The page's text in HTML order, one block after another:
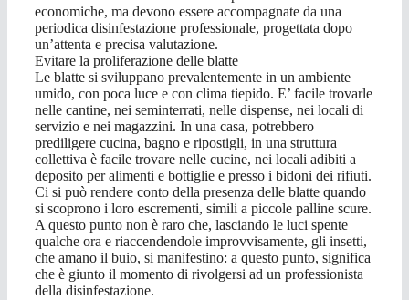
economiche, ma devono essere accompagnate da una
periodica disinfestazione professionale, progettata dopo
un’attenta e precisa valutazione.
Evitare la proliferazione delle blatte
Le blatte si sviluppano prevalentemente in un ambiente
umido, con poca luce e con clima tiepido. E’ facile trovarle
nelle cantine, nei seminterrati, nelle dispense, nei locali di
servizio e nei magazzini. In una casa, potrebbero
prediligere cucina, bagno e ripostigli, in una struttura
collettiva è facile trovare nelle cucine, nei locali adibiti a
deposito per alimenti e bottiglie e presso i bidoni dei rifiuti.
Ci si può rendere conto della presenza delle blatte quando
si scoprono i loro escrementi, simili a piccole palline scure.
A questo punto non è raro che, lasciando le luci spente
qualche ora e riaccendendole improvvisamente, gli insetti,
che amano il buio, si manifestino: a questo punto, significa
che è giunto il momento di rivolgersi ad un professionista
della disinfestazione.